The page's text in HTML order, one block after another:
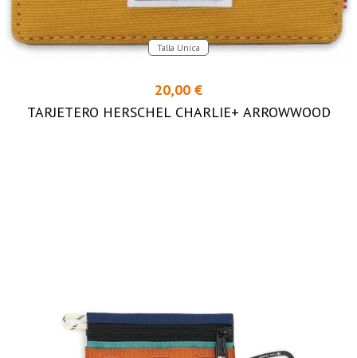
Talla Unica
20,00 €
TARJETERO HERSCHEL CHARLIE+ ARROWWOOD